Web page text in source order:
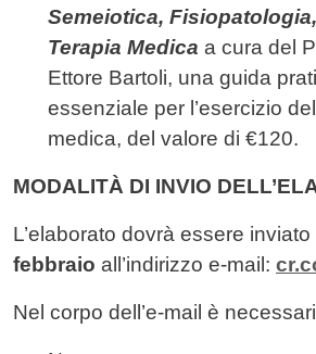
Semeiotica,
Terapia Medica a cura del
Ettore Bartoli, una guida
essenziale per l’esercizio
medica, del valore di €120.
MODALITÀ DI INVIO
L’elaborato dovrà essere inviato
febbraio all’indirizzo e-mail:
Nel corpo dell’e-mail è